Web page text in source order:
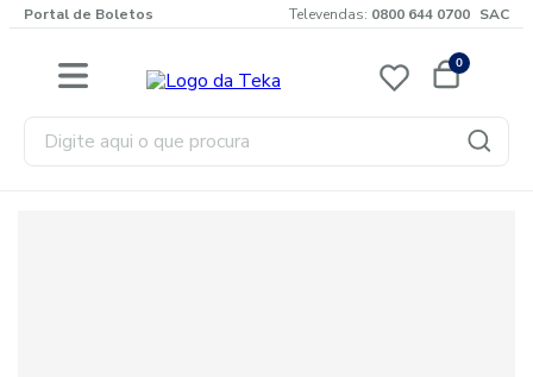
Portal de Boletos Televendas: 0800 644 0700 SAC
0
Digite aqui o que procura